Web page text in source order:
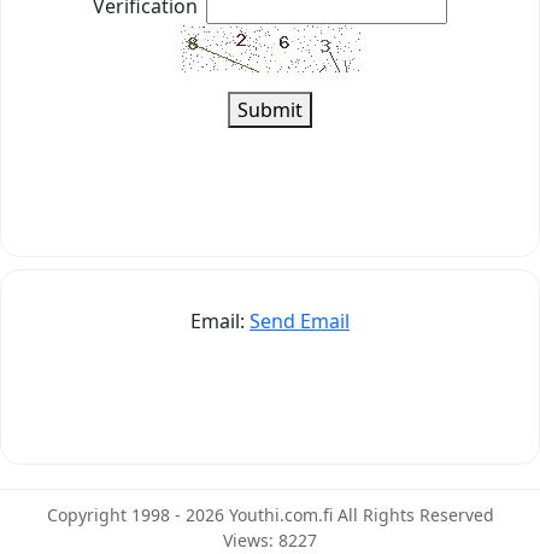
Verification：
Submit
Email: Send Email
Copyright 1998 - 2026 Youthi.com.fi All Rights Reserved
Views: 8227